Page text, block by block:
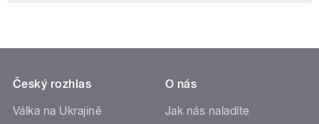
Český rozhlas
Válka na Ukrajině
O nás
Jak nás naladíte